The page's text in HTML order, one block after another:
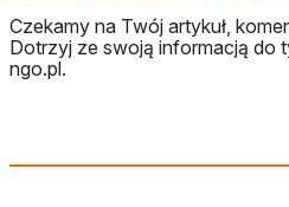
Czekamy na Twój artykuł,
Dotrzyj ze swoją informacją do
ngo.pl.